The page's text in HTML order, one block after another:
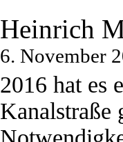
Heinrich
6. November
2016 hat es
Kanalstraße